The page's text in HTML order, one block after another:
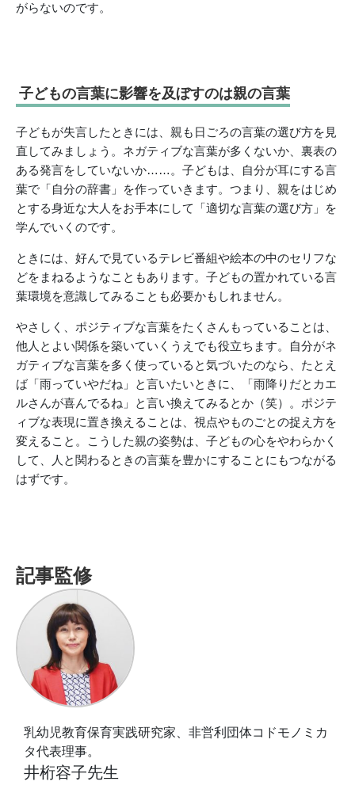
がらないのです。
子どもの言葉に影響を及ぼすのは親の言葉
子どもが失言したときには、親も日ごろの言葉の選び方を見
直してみましょう。ネガティブな言葉が多くないか、裏表の
ある発言をしていないか……。子どもは、自分が耳にする言
葉で「自分の辞書」を作っていきます。つまり、親をはじめ
とする身近な大人をお手本にして「適切な言葉の選び方」を
学んでいくのです。
ときには、好んで見ているテレビ番組や絵本の中のセリフな
どをまねるようなこともあります。子どもの置かれている言
葉環境を意識してみることも必要かもしれません。
やさしく、ポジティブな言葉をたくさんもっていることは、
他人とよい関係を築いていくうえでも役立ちます。自分がネ
ガティブな言葉を多く使っていると気づいたのなら、たとえ
ば「雨っていやだね」と言いたいときに、「雨降りだとカエ
ルさんが喜んでるね」と言い換えてみるとか（笑）。ポジテ
ィブな表現に置き換えることは、視点やものごとの捉え方を
変えること。こうした親の姿勢は、子どもの心をやわらかく
して、人と関わるときの言葉を豊かにすることにもつながる
はずです。
記事監修
乳幼児教育保育実践研究家、非営利団体コドモノミカ
タ代表理事。
井桁容子先生